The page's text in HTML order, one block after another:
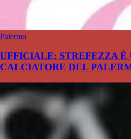
Palermo
UFFICIALE: STREFEZZA È
CALCIATORE DEL